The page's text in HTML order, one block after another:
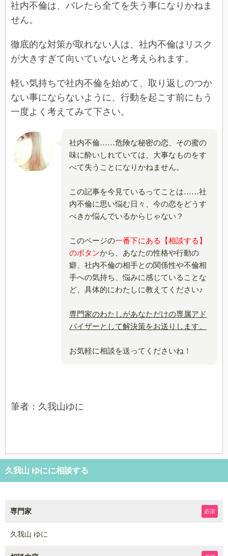
社内不倫は、バレたら全てを失う事になりかねま
せん。
徹底的な対策が取れない人は、社内不倫はリスク
が大きすぎて向いていないと考えられます。
軽い気持ちで社内不倫を始めて、取り返しのつか
ない事にならないように、行動を起こす前にもう
一度よく考えてみて下さい。
社内不倫……危険な秘密の恋、その蜜の
味に酔いしれていては、大事なものをす
べて失うことになりかねません。
この記事を今見ているってことは……社
内不倫に思い悩む日々、今の恋をどうす
べきか悩んでいるからじゃない？
このページの一番下にある【相談する】
のボタンから、あなたの性格や行動の
癖、社内不倫の相手との関係性や不倫相
手への気持ち、悩みに感じていることな
ど、具体的にわたしに教えてください♪
専門家のわたしがあなただけの専属アド
バイザーとして解決策をお送りします。
お気軽に相談を送ってくださいね！
筆者：久我山ゆに
久我山 ゆにに相談する
専門家 必須
久我山 ゆに